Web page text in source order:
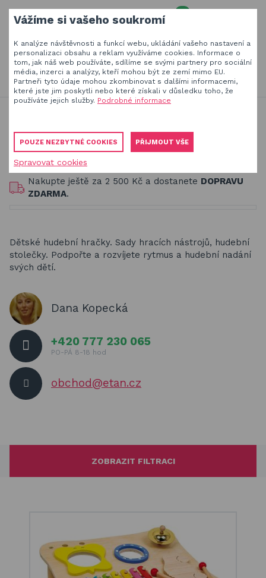
Váš e-mail
Vaše heslo
PŘIHLÁSIT
0
+420777 230 065
PO-PÁ 8-18 hod
Slunečníky a stínící technika
Dřevěné hračky pro děti
Stavebnice Qman pro děti
Houpačky a závěsné systémy
Slackline
Basketbalové koše
Holandský billiard (shuffleboard)
Gumové podlahy (dlaždice)
Trampolíny
Výprodej
HLEDAT
Hudební hračky
Nakupte ještě za 2 500 Kč a dostanete DOPRAVU
ZDARMA.
Dětské hudební hračky. Sady hracích nástrojů, hudební
stolečky. Podpořte a rozvíjete rytmus a hudební nadání
svých dětí.
Dana Kopecká
+420 777 230 065
PO-PÁ 8-18 hod
obchod@etan.cz
ZOBRAZIT FILTRACI
Seřadit
Vážíme si vašeho soukromí
K analýze návštěvnosti a funkcí webu, ukládání vašeho nastavení a
personalizaci obsahu a reklam využíváme cookies. Informace o
tom, jak náš web používáte, sdílíme se svými partnery pro sociální
média, inzerci a analýzy, kteří mohou být ze zemí mimo EU.
Partneři tyto údaje mohou zkombinovat s dalšími informacemi,
které jste jim poskytli nebo které získali v důsledku toho, že
používáte jejich služby. Podrobné informace
POUZE NEZBYTNÉ COOKIES PŘIJMOUT VŠE
Spravovat cookies